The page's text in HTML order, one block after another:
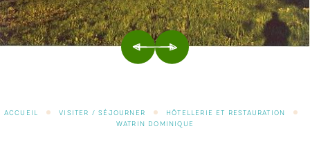
PRÉCÉDENTSUIVANT
ACCUEIL VISITER / SÉJOURNER
HÔTELLERIE ET RESTAURATION
WATRIN DOMINIQUE